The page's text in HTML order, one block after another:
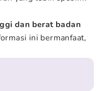
dan berat badan
ini bermanfaat,